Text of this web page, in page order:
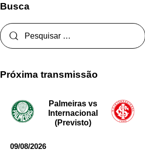
Busca
Próxima transmissão
Palmeiras vs
Internacional
(Previsto)
09/08/2026